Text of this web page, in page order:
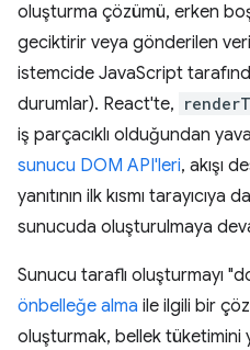
oluşturma çözümü, erken
geciktirir veya gönderilen
istemcide JavaScript
durumlar). React'te,
iş parçacıklı olduğundan
sunucu DOM API'leri, akışı
yanıtının ilk kısmı tarayıcıya
sunucuda oluşturulmaya
Sunucu taraflı oluşturmayı
önbelleğe alma ile ilgili bir
oluşturmak, bellek tüketimini